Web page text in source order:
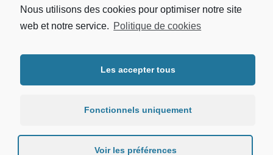
Nous utilisons des cookies pour optimiser notre site
web et notre service. Politique de cookies
Les accepter tous
Fonctionnels uniquement
Voir les préférences
Les dossiers de candidatures
sont à retirer dès le 01 mars